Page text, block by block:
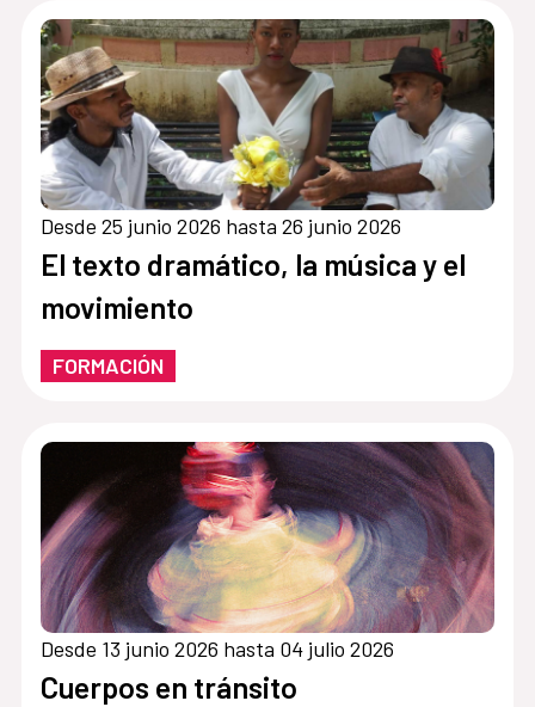
Desde 25 junio 2026 hasta 26 junio 2026
El texto dramático, la música y el
movimiento
FORMACIÓN
Desde 13 junio 2026 hasta 04 julio 2026
Cuerpos en tránsito